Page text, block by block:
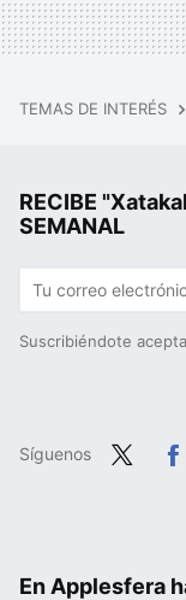
TEMAS DE INTERÉS
RECIBE
SEMANAL
Suscribiéndote
Síguenos
En Applesfera